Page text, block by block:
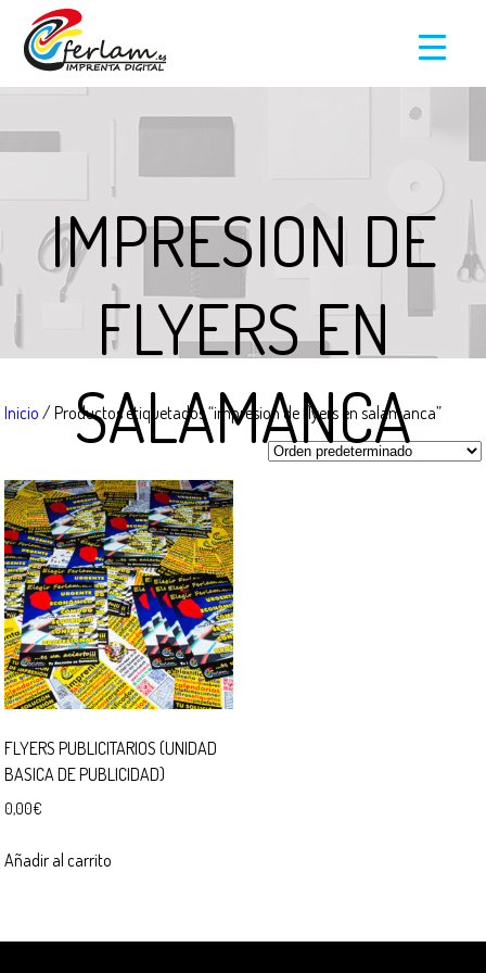
IMPRESION DE
FLYERS EN
SALAMANCA
Inicio / Productos etiquetados “impresion de flyers en salamanca”
FLYERS PUBLICITARIOS (UNIDAD
BASICA DE PUBLICIDAD)
0,00€
Añadir al carrito